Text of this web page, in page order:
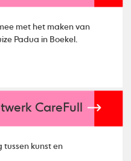
met het maken van
Padua in Boekel.
CareFull
tussen kunst en